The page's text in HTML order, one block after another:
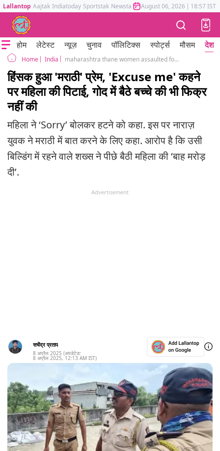
Lallantop Aajtak Indiatoday Sportstak Newstak Mumbai Tak Astrotak
August 06, 2026 | 18:57 IST
होम लेटेस्ट न्यूज़ चुनाव पॉलिटिक्स स्पोर्ट्स मौसम देश
Home India maharashtra thane women assaulted for not speaking marathi
हिंसक हुआ 'मराठी' प्रेम, 'Excuse me' कहने
पर महिला की पिटाई, गोद में बैठे बच्चे की भी फिक्र
नहीं की
महिला ने ‘Sorry’ बोलकर हटने को कहा. इस पर नाराज़
युवक ने मराठी में बात करने के लिए कहा. आरोप है कि उसी
बिल्डिंग में रहने वाले शख्स ने पीछे बैठी महिला की ‘बाह मरोड़
दी’.
Advertisement
सचेंद्र प्रताप
8 अप्रैल 2025 (अपडेटेड:
8 अप्रैल 2025, 12:13 AM IST)